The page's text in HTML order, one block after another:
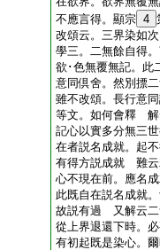
不應言得。顯宗 4
改頌云。三界染如
學三。二無餘自得
欲･色無覆無記。此
意同倶舍。然別摽
雖不改頌。長行意
等文。如何會釋 解
記心以實多分無三
在者説名成就。起
有得方説成就 難云
心不現在前。應名
此既自在説名成就
故説有過 又解云二
從上界退還下時。
有初起既是染心。